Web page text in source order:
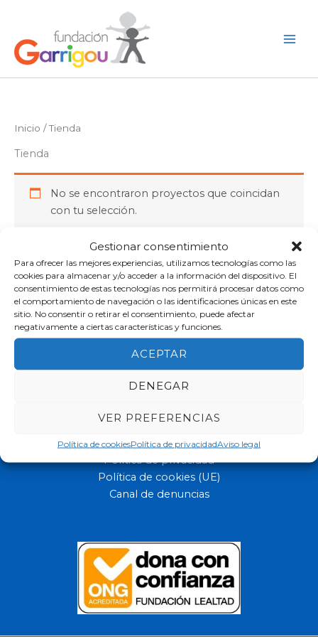
Gestionar consentimiento
Para ofrecer las mejores experiencias, utilizamos tecnologías como las
cookies para almacenar y/o acceder a la información del dispositivo. El
consentimiento de estas tecnologías nos permitirá procesar datos como
el comportamiento de navegación o las identificaciones únicas en este
sitio. No consentir o retirar el consentimiento, puede afectar
negativamente a ciertas características y funciones.
ACEPTAR
DENEGAR
VER PREFERENCIAS
Política de cookiesPolítica de privacidadAviso legal
contenido
Buscar
Inicio / Tienda
Tienda
No se encontraron proyectos que coincidan
con tu selección.
Ofrecemos a los niños y jóvenes con capacidades diferentes
una educación de máxima calidad.
Aviso legal
Política de privacidad
Política de cookies (UE)
Canal de denuncias